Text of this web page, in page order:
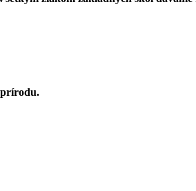
prírodu.